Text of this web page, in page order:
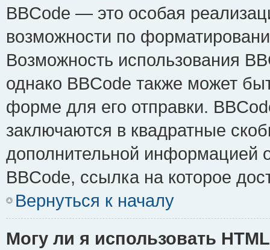
BBCode — это особая
возможности по
Возможность использования
однако BBCode также может
форме для его отправки.
заключаются в квадратные
дополнительной информацией
BBCode, ссылка на которое
Вернуться к началу
Могу ли я использовать